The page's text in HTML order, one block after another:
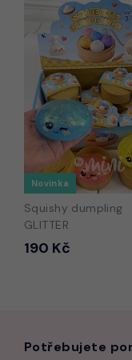
Novinka
Squishy dumpling
GLITTER
190 Kč
Potřebujete